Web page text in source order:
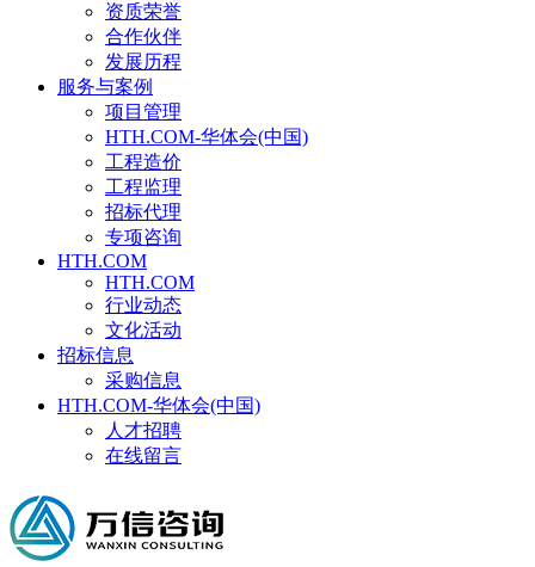
资质荣誉
合作伙伴
发展历程
服务与案例
项目管理
HTH.COM-华体会(中国)
工程造价
工程监理
招标代理
专项咨询
HTH.COM
HTH.COM
行业动态
文化活动
招标信息
采购信息
HTH.COM-华体会(中国)
人才招聘
在线留言